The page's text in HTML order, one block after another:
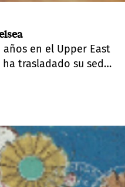
en el Upper East
trasladado su sede